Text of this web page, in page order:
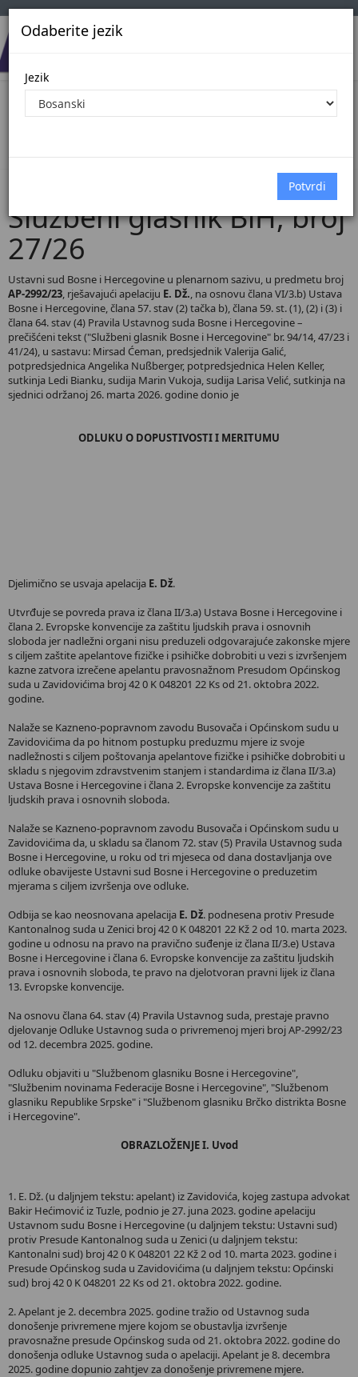
Odaberite jezik
Jezik
Pregled Dokumenata| Broj 27/26
Službeni glasnik BiH, broj
27/26
Ustavni sud Bosne i Hercegovine u plenarnom sazivu, u predmetu broj
AP-2992/23, rješavajući apelaciju E. Dž., na osnovu člana VI/3.b) Ustava
Bosne i Hercegovine, člana 57. stav (2) tačka b), člana 59. st. (1), (2) i (3) i
člana 64. stav (4) Pravila Ustavnog suda Bosne i Hercegovine –
prečišćeni tekst ("Službeni glasnik Bosne i Hercegovine" br. 94/14, 47/23 i
41/24), u sastavu: Mirsad Ćeman, predsjednik Valerija Galić,
potpredsjednica Angelika Nußberger, potpredsjednica Helen Keller,
sutkinja Ledi Bianku, sudija Marin Vukoja, sudija Larisa Velić, sutkinja na
sjednici održanoj 26. marta 2026. godine donio je
ODLUKU O DOPUSTIVOSTI I MERITUMU
Djelimično se usvaja apelacija E. Dž.
Utvrđuje se povreda prava iz člana II/3.a) Ustava Bosne i Hercegovine i
člana 2. Evropske konvencije za zaštitu ljudskih prava i osnovnih
sloboda jer nadležni organi nisu preduzeli odgovarajuće zakonske mjere
s ciljem zaštite apelantove fizičke i psihičke dobrobiti u vezi s izvršenjem
kazne zatvora izrečene apelantu pravosnažnom Presudom Općinskog
suda u Zavidovićima broj 42 0 K 048201 22 Ks od 21. oktobra 2022.
godine.
Nalaže se Kazneno-popravnom zavodu Busovača i Općinskom sudu u
Zavidovićima da po hitnom postupku preduzmu mjere iz svoje
nadležnosti s ciljem poštovanja apelantove fizičke i psihičke dobrobiti u
skladu s njegovim zdravstvenim stanjem i standardima iz člana II/3.a)
Ustava Bosne i Hercegovine i člana 2. Evropske konvencije za zaštitu
ljudskih prava i osnovnih sloboda.
Nalaže se Kazneno-popravnom zavodu Busovača i Općinskom sudu u
Zavidovićima da, u skladu sa članom 72. stav (5) Pravila Ustavnog suda
Bosne i Hercegovine, u roku od tri mjeseca od dana dostavljanja ove
odluke obavijeste Ustavni sud Bosne i Hercegovine o preduzetim
mjerama s ciljem izvršenja ove odluke.
Odbija se kao neosnovana apelacija E. Dž. podnesena protiv Presude
Kantonalnog suda u Zenici broj 42 0 K 048201 22 Kž 2 od 10. marta 2023.
godine u odnosu na pravo na pravično suđenje iz člana II/3.e) Ustava
Bosne i Hercegovine i člana 6. Evropske konvencije za zaštitu ljudskih
prava i osnovnih sloboda, te pravo na djelotvoran pravni lijek iz člana
13. Evropske konvencije.
Na osnovu člana 64. stav (4) Pravila Ustavnog suda, prestaje pravno
djelovanje Odluke Ustavnog suda o privremenoj mjeri broj AP-2992/23
od 12. decembra 2025. godine.
Odluku objaviti u "Službenom glasniku Bosne i Hercegovine",
"Službenim novinama Federacije Bosne i Hercegovine", "Službenom
glasniku Republike Srpske" i "Službenom glasniku Brčko distrikta Bosne
i Hercegovine".
OBRAZLOŽENJEI. Uvod
1. E. Dž. (u daljnjem tekstu: apelant) iz Zavidovića, kojeg zastupa advokat
Bakir Hećimović iz Tuzle, podnio je 27. juna 2023. godine apelaciju
Ustavnom sudu Bosne i Hercegovine (u daljnjem tekstu: Ustavni sud)
protiv Presude Kantonalnog suda u Zenici (u daljnjem tekstu:
Kantonalni sud) broj 42 0 K 048201 22 Kž 2 od 10. marta 2023. godine i
Presude Općinskog suda u Zavidovićima (u daljnjem tekstu: Općinski
sud) broj 42 0 K 048201 22 Ks od 21. oktobra 2022. godine.
2. Apelant je 2. decembra 2025. godine tražio od Ustavnog suda
donošenje privremene mjere kojom se obustavlja izvršenje
pravosnažne presude Općinskog suda od 21. oktobra 2022. godine do
donošenja odluke Ustavnog suda o apelaciji. Apelant je 8. decembra
2025. godine dopunio zahtjev za donošenje privremene mjere.